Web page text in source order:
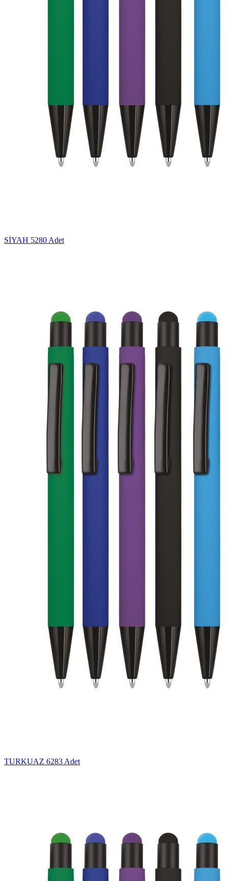
SİYAH 5280 Adet
TURKUAZ 6283 Adet